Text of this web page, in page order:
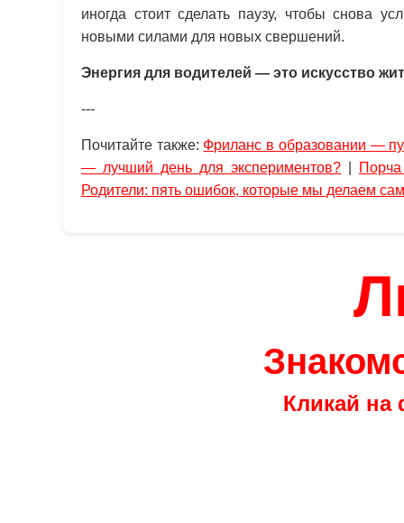
иногда стоит сделать паузу, чтобы снова
новыми силами для новых свершений.
Энергия для водителей — это искусство
---
Почитайте также: Фриланс в образовании —
— лучший день для экспериментов?
Родители: пять ошибок, которые мы делаем
Кликай на